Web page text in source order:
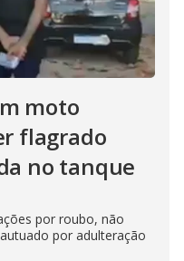
moto
flagrado
no tanque
por roubo, não
por adulteração